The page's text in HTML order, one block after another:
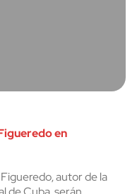
en
autor de la